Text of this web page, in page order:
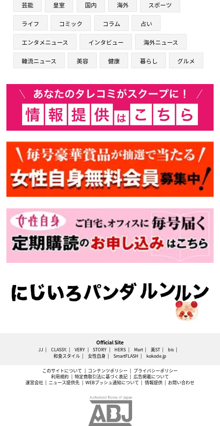
芸能 皇室 国内 海外 スポーツ
ライフ コミック コラム 占い
エンタメニュース インタビュー 海外ニュース
韓流ニュース 美容 健康 暮らし グルメ
Official Site
JJ CLASSY. VERY STORY HERS Mart 美ST
bis
和食スタイル
女性自身 SmartFLASH kokode.jp
このサイトについて コンテンツポリシー
プライバシーポリシー
利用規約
特定商取引法に基づく表記
広告掲載について
運営会社
ニュース提供先 WEBプッシュ通知について 情報提供 お問い合わせ